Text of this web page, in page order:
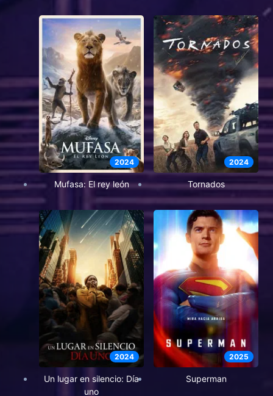
2024
Mufasa: El rey león
2024
Tornados
2024
Un lugar en silencio: Día
uno
2025
Superman